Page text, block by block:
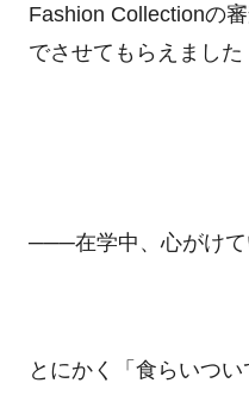
Fashion Collectionの
でさせてもらえました
───在学中、心がけて
とにかく「食らいつい